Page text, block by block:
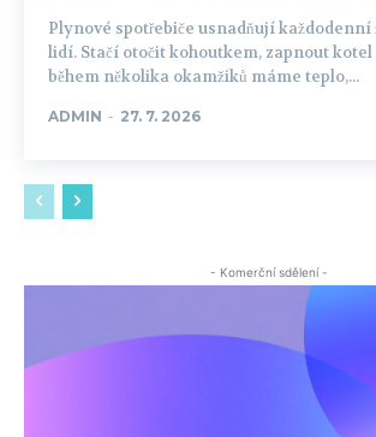
Plynové spotřebiče usnadňují
lidí. Stačí otočit kohoutkem, zapnout
během několika okamžiků máme teplo,...
ADMIN - 27. 7. 2026
- Komerční sdělení -